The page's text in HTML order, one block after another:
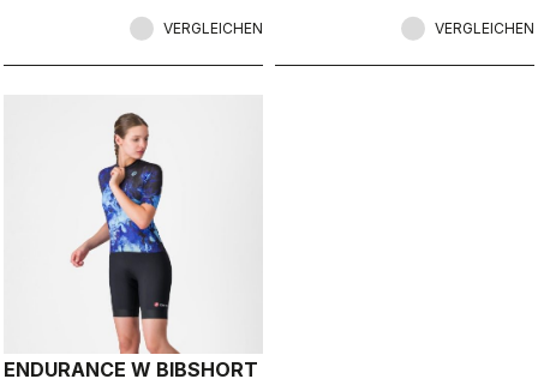
VERGLEICHEN VERGLEICHEN
ENDURANCE W BIBSHORT